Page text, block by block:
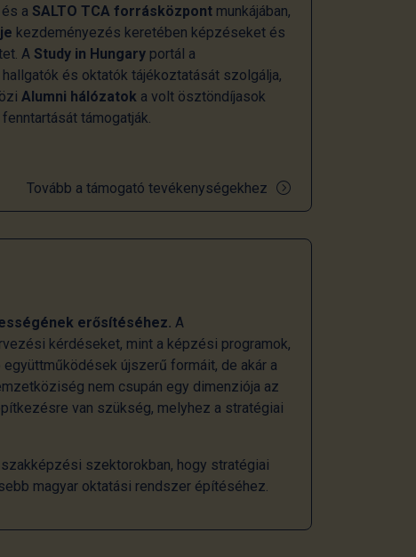
a SALTO TCA forrásközpont munkájában,
kezdeményezés keretében képzéseket és
A Study in Hungary portál a
és oktatók tájékoztatását szolgálja,
Alumni hálózatok a volt ösztöndíjasok
támogatják.
Tovább a támogató tevékenységekhez
erősítéséhez. A
kérdéseket, mint a képzési programok,
újszerű formáit, de akár a
nem csupán egy dimenziója az
van szükség, melyhez a stratégiai
szektorokban, hogy stratégiai
magyar oktatási rendszer építéséhez.